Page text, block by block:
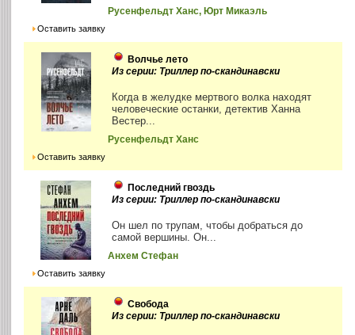
Русенфельдт Ханс, Юрт Микаэль
Оставить заявку
Волчье лето
Из серии: Триллер по-скандинавски
Когда в желудке мертвого волка находят
человеческие останки, детектив Ханна
Вестер...
Русенфельдт Ханс
Оставить заявку
Последний гвоздь
Из серии: Триллер по-скандинавски
Он шел по трупам, чтобы добраться до
самой вершины. Он...
Анхем Стефан
Оставить заявку
Свобода
Из серии: Триллер по-скандинавски